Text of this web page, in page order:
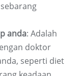
anda: Adalah
doktor
seperti diet